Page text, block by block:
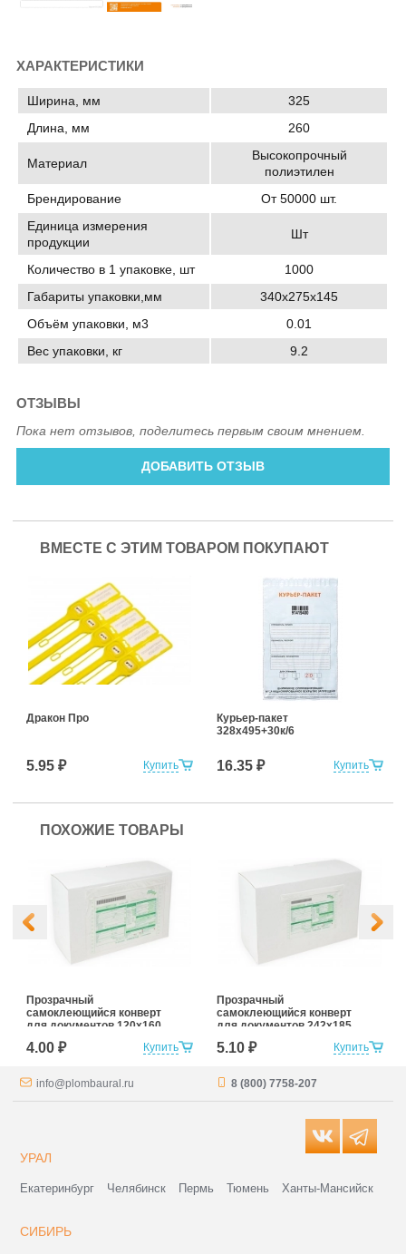
ХАРАКТЕРИСТИКИ
Ширина, мм
325
Длина, мм
260
Материал
Высокопрочный
полиэтилен
Брендирование
От 50000 шт.
Единица измерения
продукции
Шт
Количество в 1 упаковке, шт
1000
Габариты упаковки,мм
340х275х145
Объём упаковки, м3
0.01
Вес упаковки, кг
9.2
ОТЗЫВЫ
Пока нет отзывов, поделитесь первым своим мнением.
ДОБАВИТЬ ОТЗЫВ
ВМЕСТЕ С ЭТИМ ТОВАРОМ ПОКУПАЮТ
Купить
Дракон Про
5.95 ₽ Купить
Курьер-пакет
328x495+30к/6
16.35 ₽
ПОХОЖИЕ ТОВАРЫ
Купить
Прозрачный
самоклеющийся конверт
для документов 120х160
4.00 ₽ Купить
Прозрачный
самоклеющийся конверт
для документов 242х185
5.10 ₽
info@plombaural.ru 8 (800) 7758-207
УРАЛ
Екатеринбург Челябинск Пермь Тюмень Ханты-Мансийск
СИБИРЬ